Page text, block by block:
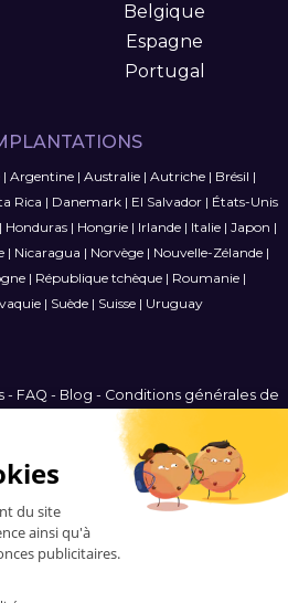
Belgique
Espagne
Portugal
| Argentine| Australie| Autriche| Brésil |
Rica | Danemark| El Salvador| États-Unis
| Honduras| Hongrie| Irlande| Italie| Japon |
| Nicaragua | Norvège| Nouvelle-Zélande|
| République tchèque| Roumanie|
| Suède| Suisse| Uruguay
- FAQ - Blog - Conditions générales de
confidentialité-Plan du site